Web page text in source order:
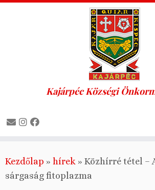
to
content
Kajárpéc Községi
Kezdőlap » hírek » Közhírré tétel –
sárgaság fitoplazma